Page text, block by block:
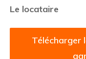
Le locataire
Télécharger